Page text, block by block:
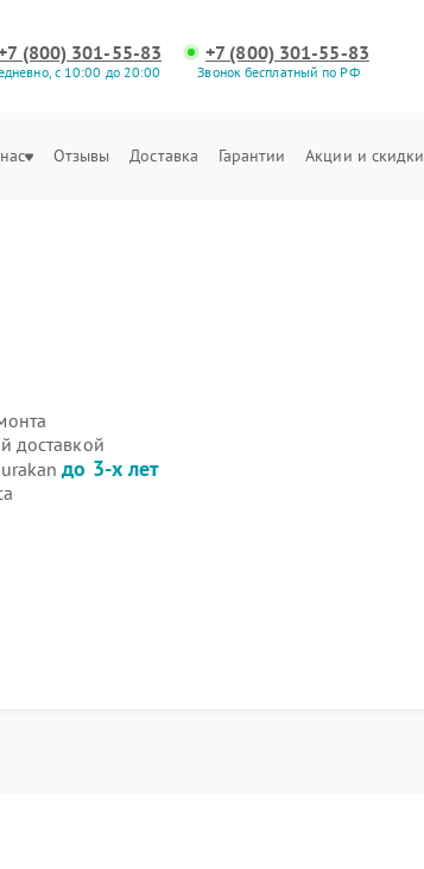
(800) 301-55-83
с 10:00 до 20:00
+7 (800) 301-55-83
Звонок бесплатный по РФ
Отзывы Доставка Гарантии Акции и скидки
доставкой
до 3-х лет